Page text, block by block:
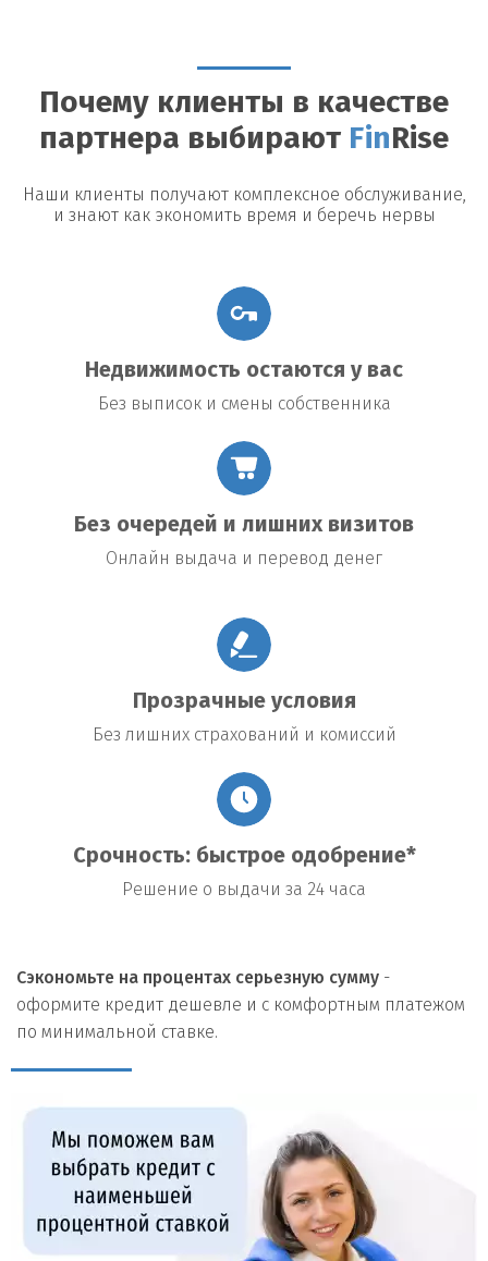
Возможные риски
Утрата недвижимости: В случае невыполнения условий
договора заемщик рискует потерять заложенное имущество.
Повышение процентной ставки:В некоторых договорах
предусмотрено повышение процентной ставки в случае
изменения общих экономических условий.
Почему клиенты в качестве
партнера выбирают Fin Rise
Наши клиенты получают комплексное обслуживание,
и знают как экономить время и беречь нервы
Недвижимость остаются у вас
Без выписок и смены собственника
Без очередей и лишних визитов
Онлайн выдача и перевод денег
Прозрачные условия
Без лишних страхований и комиссий
Срочность: быстрое одобрение*
Решение о выдачи за 24 часа
Сэкономьте на процентах серьезную сумму -
оформите кредит дешевле и с комфортным платежом
по минимальной ставке.